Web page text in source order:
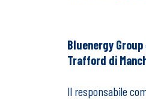
Bluenergy Group
Trafford di
Il responsabile